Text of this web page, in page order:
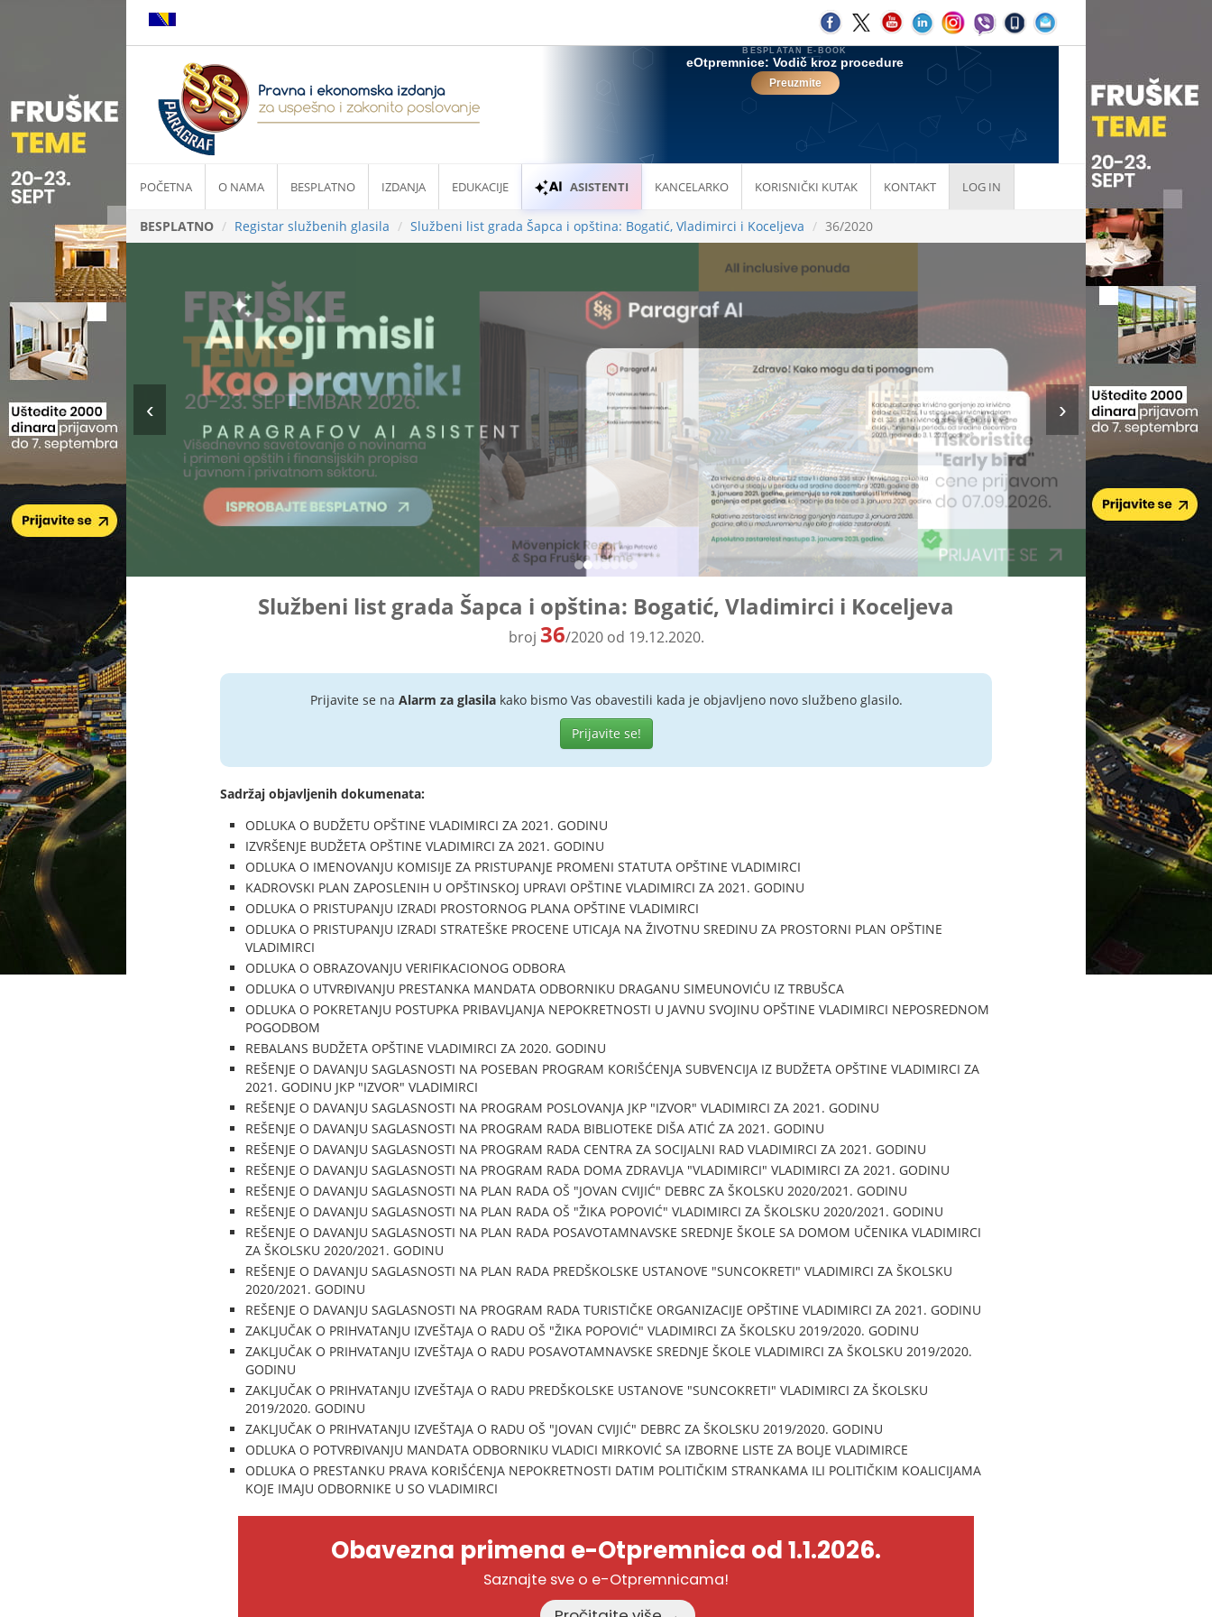
POČETNA O NAMA BESPLATNO IZDANJA EDUKACIJE ASISTENTI KANCELARKO KORISNIČKI KUTAK KONTAKT LOG IN
BESPLATNO Registar službenih glasila Službeni list grada Šapca i opština: Bogatić, Vladimirci i Koceljeva 36/2020
Službeni list grada Šapca i opština: Bogatić, Vladimirci i Koceljeva
broj 36/2020 od 19.12.2020.
Prijavite se na Alarm za glasilakako bismo Vas obavestili kada je objavljeno novo službeno glasilo.
Prijavite se!
Sadržaj objavljenih dokumenata:
ODLUKA O BUDŽETU OPŠTINE VLADIMIRCI ZA 2021. GODINU
IZVRŠENJE BUDŽETA OPŠTINE VLADIMIRCI ZA 2021. GODINU
ODLUKA O IMENOVANJU KOMISIJE ZA PRISTUPANJE PROMENI STATUTA OPŠTINE VLADIMIRCI
KADROVSKI PLAN ZAPOSLENIH U OPŠTINSKOJ UPRAVI OPŠTINE VLADIMIRCI ZA 2021. GODINU
ODLUKA O PRISTUPANJU IZRADI PROSTORNOG PLANA OPŠTINE VLADIMIRCI
ODLUKA O PRISTUPANJU IZRADI STRATEŠKE PROCENE UTICAJA NA ŽIVOTNU SREDINU ZA PROSTORNI PLAN OPŠTINE
VLADIMIRCI
ODLUKA O OBRAZOVANJU VERIFIKACIONOG ODBORA
ODLUKA O UTVRĐIVANJU PRESTANKA MANDATA ODBORNIKU DRAGANU SIMEUNOVIĆU IZ TRBUŠCA
ODLUKA O POKRETANJU POSTUPKA PRIBAVLJANJA NEPOKRETNOSTI U JAVNU SVOJINU OPŠTINE VLADIMIRCI NEPOSREDNOM
POGODBOM
REBALANS BUDŽETA OPŠTINE VLADIMIRCI ZA 2020. GODINU
REŠENJE O DAVANJU SAGLASNOSTI NA POSEBAN PROGRAM KORIŠĆENJA SUBVENCIJA IZ BUDŽETA OPŠTINE VLADIMIRCI ZA
2021. GODINU JKP "IZVOR" VLADIMIRCI
REŠENJE O DAVANJU SAGLASNOSTI NA PROGRAM POSLOVANJA JKP "IZVOR" VLADIMIRCI ZA 2021. GODINU
REŠENJE O DAVANJU SAGLASNOSTI NA PROGRAM RADA BIBLIOTEKE DIŠA ATIĆ ZA 2021. GODINU
REŠENJE O DAVANJU SAGLASNOSTI NA PROGRAM RADA CENTRA ZA SOCIJALNI RAD VLADIMIRCI ZA 2021. GODINU
REŠENJE O DAVANJU SAGLASNOSTI NA PROGRAM RADA DOMA ZDRAVLJA "VLADIMIRCI" VLADIMIRCI ZA 2021. GODINU
REŠENJE O DAVANJU SAGLASNOSTI NA PLAN RADA OŠ "JOVAN CVIJIĆ" DEBRC ZA ŠKOLSKU 2020/2021. GODINU
REŠENJE O DAVANJU SAGLASNOSTI NA PLAN RADA OŠ "ŽIKA POPOVIĆ" VLADIMIRCI ZA ŠKOLSKU 2020/2021. GODINU
REŠENJE O DAVANJU SAGLASNOSTI NA PLAN RADA POSAVOTAMNAVSKE SREDNJE ŠKOLE SA DOMOM UČENIKA VLADIMIRCI
ZA ŠKOLSKU 2020/2021. GODINU
REŠENJE O DAVANJU SAGLASNOSTI NA PLAN RADA PREDŠKOLSKE USTANOVE "SUNCOKRETI" VLADIMIRCI ZA ŠKOLSKU
2020/2021. GODINU
REŠENJE O DAVANJU SAGLASNOSTI NA PROGRAM RADA TURISTIČKE ORGANIZACIJE OPŠTINE VLADIMIRCI ZA 2021. GODINU
ZAKLJUČAK O PRIHVATANJU IZVEŠTAJA O RADU OŠ "ŽIKA POPOVIĆ" VLADIMIRCI ZA ŠKOLSKU 2019/2020. GODINU
ZAKLJUČAK O PRIHVATANJU IZVEŠTAJA O RADU POSAVOTAMNAVSKE SREDNJE ŠKOLE VLADIMIRCI ZA ŠKOLSKU 2019/2020.
GODINU
ZAKLJUČAK O PRIHVATANJU IZVEŠTAJA O RADU PREDŠKOLSKE USTANOVE "SUNCOKRETI" VLADIMIRCI ZA ŠKOLSKU
2019/2020. GODINU
ZAKLJUČAK O PRIHVATANJU IZVEŠTAJA O RADU OŠ "JOVAN CVIJIĆ" DEBRC ZA ŠKOLSKU 2019/2020. GODINU
ODLUKA O POTVRĐIVANJU MANDATA ODBORNIKU VLADICI MIRKOVIĆ SA IZBORNE LISTE ZA BOLJE VLADIMIRCE
ODLUKA O PRESTANKU PRAVA KORIŠĆENJA NEPOKRETNOSTI DATIM POLITIČKIM STRANKAMA ILI POLITIČKIM KOALICIJAMA
KOJE IMAJU ODBORNIKE U SO VLADIMIRCI
Obavezna primena e-Otpremnica od 1.1.2026.
Saznajte sve o e-Otpremnicama!